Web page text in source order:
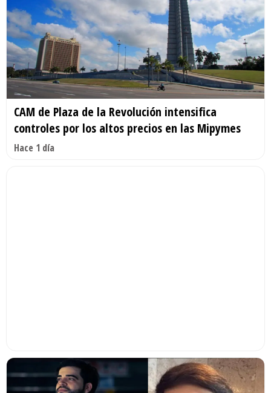
CAM de Plaza de la Revolución intensifica
controles por los altos precios en las Mipymes
Hace 1 día